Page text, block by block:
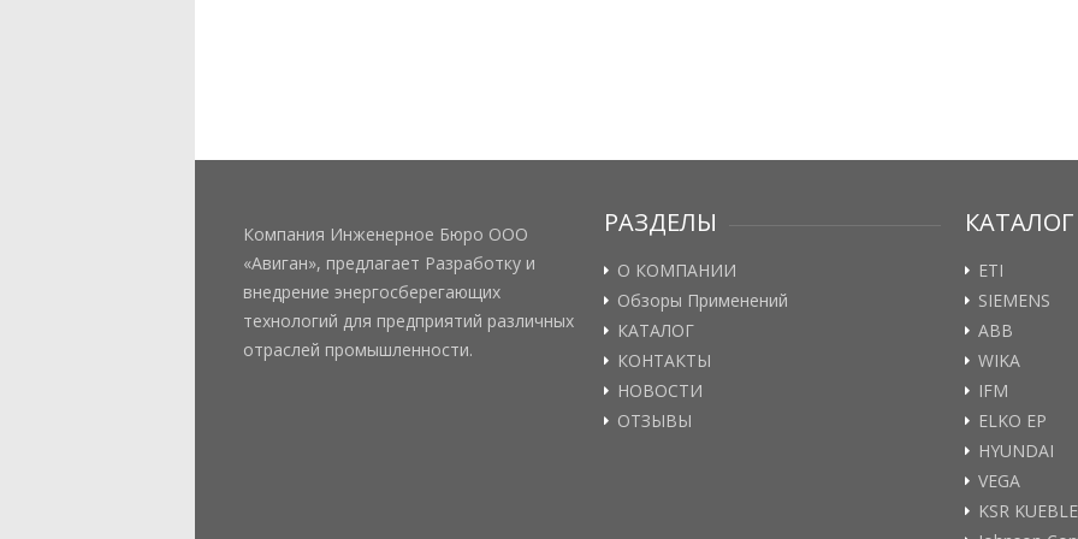
Компания Инженерное Бюро ООО
«Авиган», предлагает Разработку и
внедрение энергосберегающих
технологий для предприятий различных
отраслей промышленности.
РАЗДЕЛЫ
О КОМПАНИИ
Обзоры Применений
КАТАЛОГ
КОНТАКТЫ
НОВОСТИ
ОТЗЫВЫ
КАТАЛОГ
ETI
SIEMENS
ABB
WIKA
IFM
ELKO EP
HYUNDAI
VEGA
KSR